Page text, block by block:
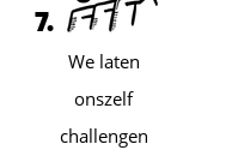
7.
We laten
onszelf
challengen